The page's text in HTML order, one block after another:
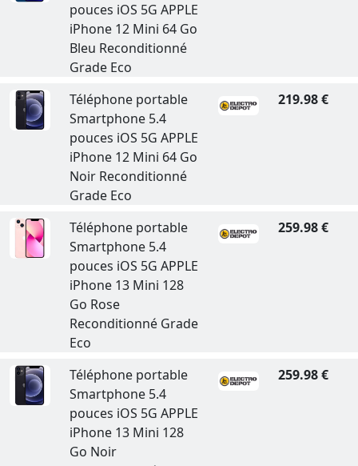
pouces iOS 5G APPLE
iPhone 12 Mini 64 Go
Bleu Reconditionné
Grade Eco
Téléphone portable
Smartphone 5.4
pouces iOS 5G APPLE
iPhone 12 Mini 64 Go
Noir Reconditionné
Grade Eco
219.98 €
Téléphone portable
Smartphone 5.4
pouces iOS 5G APPLE
iPhone 13 Mini 128
Go Rose
Reconditionné Grade
Eco
259.98 €
Téléphone portable
Smartphone 5.4
pouces iOS 5G APPLE
iPhone 13 Mini 128
Go Noir
259.98 €